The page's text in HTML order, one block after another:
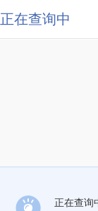
正在查询中
正在查询